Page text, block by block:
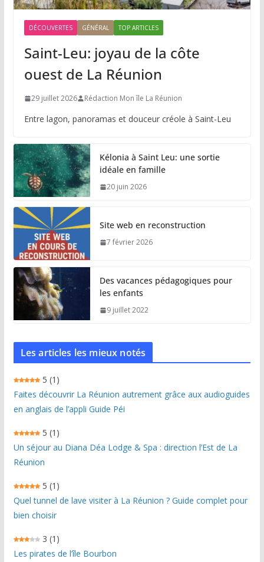
DÉCOUVERTES GÉNÉRAL TOP ARTICLES
Saint-Leu: joyau de la côte
ouest de La Réunion
29 juillet 2026 Rédaction Mon île La Réunion
Entre lagon, panoramas et douceur créole à Saint-Leu
Kélonia à Saint Leu: une sortie
idéale en famille
20 juin 2026
Site web en reconstruction
7 février 2026
Des vacances pédagogiques pour
les enfants
9 juillet 2022
Les articles les mieux notés
5 (1)
Faites découvrir La Réunion autrement grâce aux audioguides
en anglais de l’appli Guide Péi
5 (1)
Un séjour au Diana Déa Lodge & Spa : direction l’Est de La
Réunion
5 (1)
Quel tunnel de lave visiter à La Réunion ? Guide complet pour
bien choisir
3 (1)
Les pirates de l’île Bourbon